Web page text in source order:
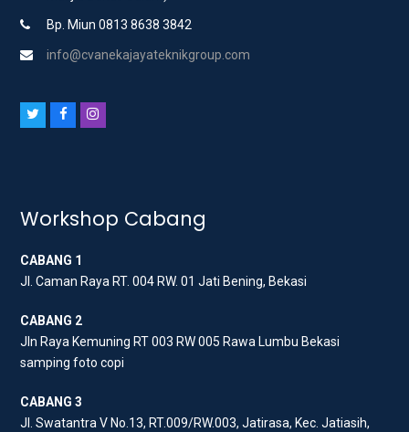
Bp. Miun 0813 8638 3842
info@cvanekajayateknikgroup.com
t
r
F
b
o
k
a
a
Workshop Cabang
CABANG 1
Jl. Caman Raya RT. 004 RW. 01 Jati Bening, Bekasi
CABANG 2
Jln Raya Kemuning RT 003 RW 005 Rawa Lumbu Bekasi
samping foto copi
CABANG 3
Jl. Swatantra V No.13, RT.009/RW.003, Jatirasa, Kec. Jatiasih,